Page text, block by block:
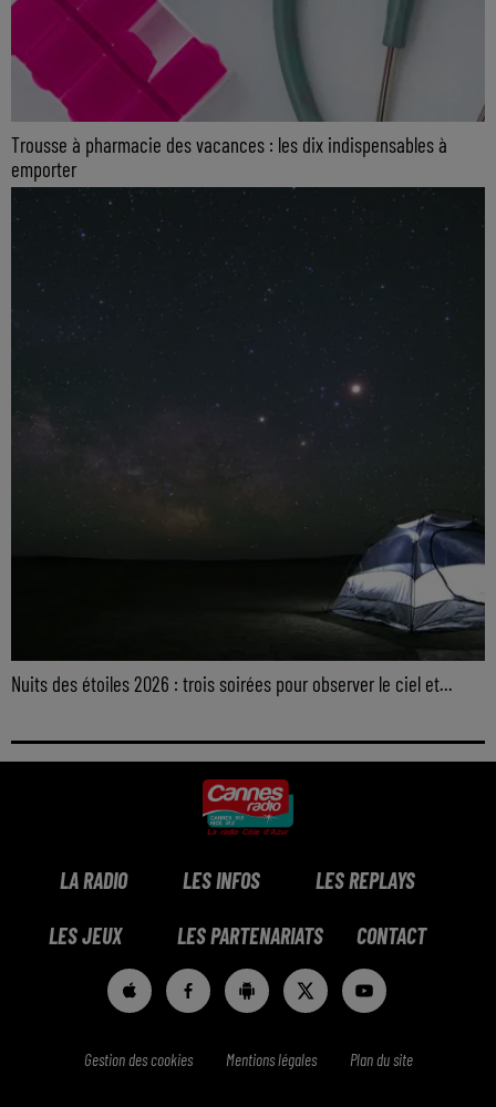
Trousse à pharmacie des vacances : les dix indispensables à
emporter
Nuits des étoiles 2026 : trois soirées pour observer le ciel et...
LA RADIO LES INFOS LES REPLAYS
LES JEUX LES PARTENARIATS CONTACT
Gestion des cookies Mentions légales Plan du site